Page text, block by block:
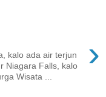
›
kalo ada air terjun
Niagara Falls, kalo
Wisata ...